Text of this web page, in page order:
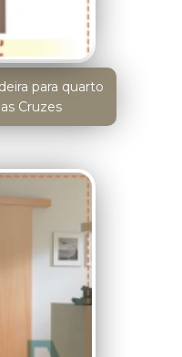
para quarto
Cruzes